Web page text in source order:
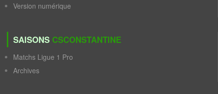
Version numérique
SAISONS CSCONSTANTINE
Matchs Ligue 1 Pro
Archives